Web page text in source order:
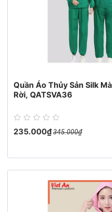
Quần Áo Thủy Sản Silk
Rời, QATSVA36
235.000₫345.000₫